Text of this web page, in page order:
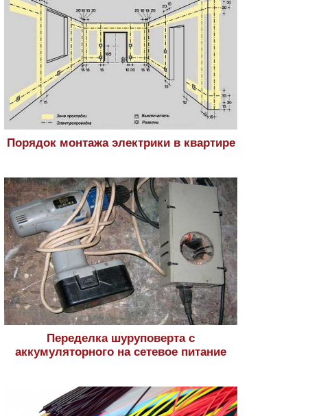
Порядок монтажа электрики в квартире
Переделка шуруповерта с
аккумуляторного на сетевое питание